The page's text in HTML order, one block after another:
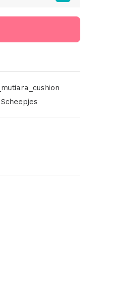
Scheepjes